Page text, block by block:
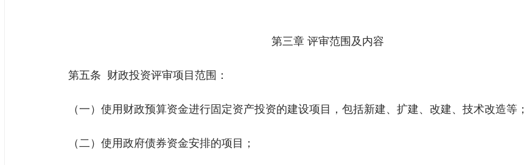
第三章 评审范围及内容
第五条 财政投资评审项目范围：
（一）使用财政预算资金进行固定资产投资的建设项目，包括新建、扩建、改建、技术改造等；
（二）使用政府债券资金安排的项目；